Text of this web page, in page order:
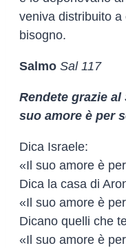
veniva distribuito
bisogno.
Salmo Sal 117
Rendete grazie
suo amore è per
Dica Israele:
«Il suo amore è
Dica la casa di
«Il suo amore è
Dicano quelli che
«Il suo amore è